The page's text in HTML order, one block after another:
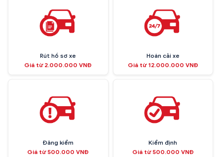
Rút hồ sơ xe
Giá từ 2.000.000 VNĐ
Hoán cải xe
Giá từ 12.000.000 VNĐ
Đăng kiểm
Giá từ 500.000 VNĐ
Kiểm định
Giá từ 500.000 VNĐ